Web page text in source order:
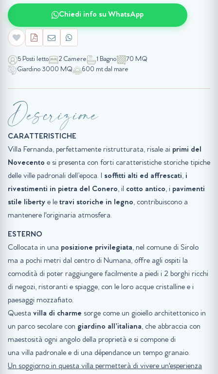
Chiedi info su WhatsApp
5 Posti letto 2 Camere 1 Bagno
70 MQ
Giardino 3000 MQ
600 mt dal mare
Descrizione
CARATTERISTICHE
Villa Fernanda, perfettamente ristrutturata, risale ai primi del
Novecento e si presenta con forti caratteristiche storiche tipiche
delle ville padronali dell’epoca. I soffitti alti ed affrescati, i
rivestimenti in pietra del Conero, il cotto antico, i pavimenti
stile liberty e le travi storiche in legno, contribuiscono a
mantenere l'originaria atmosfera.
ESTERNO
Collocata in una posizione privilegiata, nel comune di Sirolo
ma a pochi metri dal centro di Numana, offre agli ospiti la
comodità di poter raggiungere facilmente a piedi i 2 borghi ricchi
di negozi, ristoranti e spiagge, con le loro acque cristalline e i
paesaggi mozzafiato.
Questa villa di charme sorge come un gioiello architettonico in
un parco secolare con giardino all’italiana, che abbraccia con
maestosità ogni angolo della proprietà e si compone di
una villa padronale e di una dépendance un tempo granaio.
Un soggiorno in questa villa permetterà di vivere un'esperienza